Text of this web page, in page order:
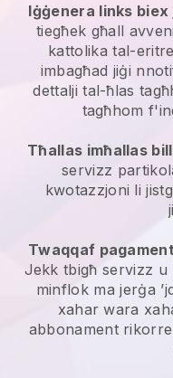
Iġġenera links
tiegħek għall
kattolika tal-
imbagħad jiġi
dettalji tal-ħlas
tagħhom
Tħallas imħallas
servizz
kwotazzjoni li
Twaqqaf
Jekk tbigħ servizz u
minflok ma jerġa
xahar wara
abbonament